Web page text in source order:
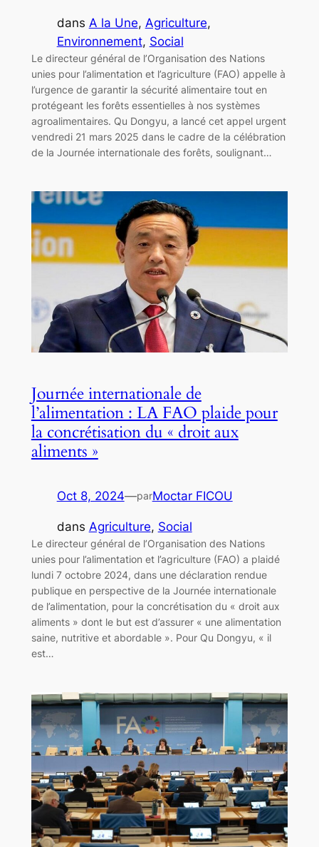
dans A la Une, Agriculture
Environnement, Social
Le directeur général de l’Organisation des Nations
unies pour l’alimentation et l’agriculture (FAO) appelle à
l’urgence de garantir la sécurité alimentaire tout en
protégeant les forêts essentielles à nos systèmes
agroalimentaires. Qu Dongyu, a lancé cet appel urgent
vendredi 21 mars 2025 dans le cadre de la célébration
de la Journée internationale des forêts, soulignant…
Journée internationale de
l’alimentation : LA FAO plaide pour
la concrétisation du « droit aux
aliments »
Oct 8, 2024—parMoctar FICOU
dans Agriculture, Social
Le directeur général de l’Organisation des Nations
unies pour l’alimentation et l’agriculture (FAO) a plaidé
lundi 7 octobre 2024, dans une déclaration rendue
publique en perspective de la Journée internationale
de l’alimentation, pour la concrétisation du « droit aux
aliments » dont le but est d’assurer « une alimentation
saine, nutritive et abordable ». Pour Qu Dongyu, « il
est…